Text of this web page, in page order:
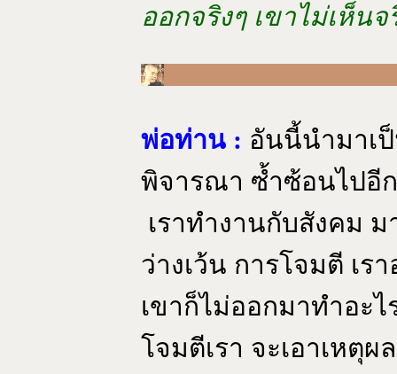
ออกจริงๆ เขาไม่เห็นจ
พ่อท่าน : อันนี้นำมาเ
พิจารณา ซ้ำซ้อนไปอี
เราทำงานกับสังคม ม
ว่างเว้น การโจมตี เ
เขาก็ไม่ออกมาทำอะ
โจมตีเรา จะเอาเหตุ